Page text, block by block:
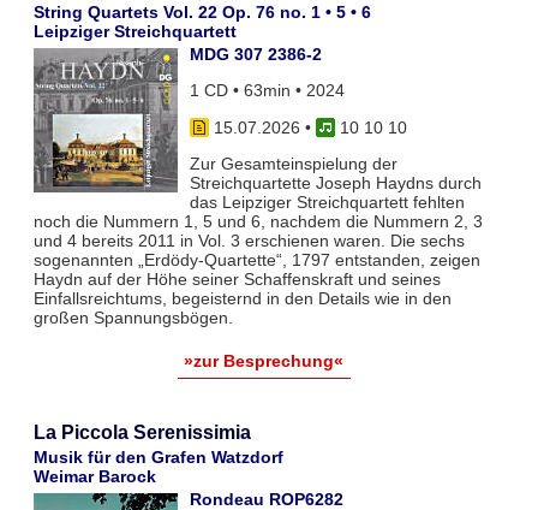
String Quartets Vol. 22 Op. 76 no. 1 • 5 • 6
Leipziger Streichquartett
MDG 307 2386-2
1 CD • 63min • 2024
15.07.2026 •
10 10 10
Zur Gesamteinspielung der
Streichquartette Joseph Haydns durch
das Leipziger Streichquartett fehlten
noch die Nummern 1, 5 und 6, nachdem die Nummern 2, 3
und 4 bereits 2011 in Vol. 3 erschienen waren. Die sechs
sogenannten „Erdödy-Quartette“, 1797 entstanden, zeigen
Haydn auf der Höhe seiner Schaffenskraft und seines
Einfallsreichtums, begeisternd in den Details wie in den
großen Spannungsbögen.
»zur Besprechung«
La Piccola Serenissimia
Musik für den Grafen Watzdorf
Weimar Barock
Rondeau ROP6282